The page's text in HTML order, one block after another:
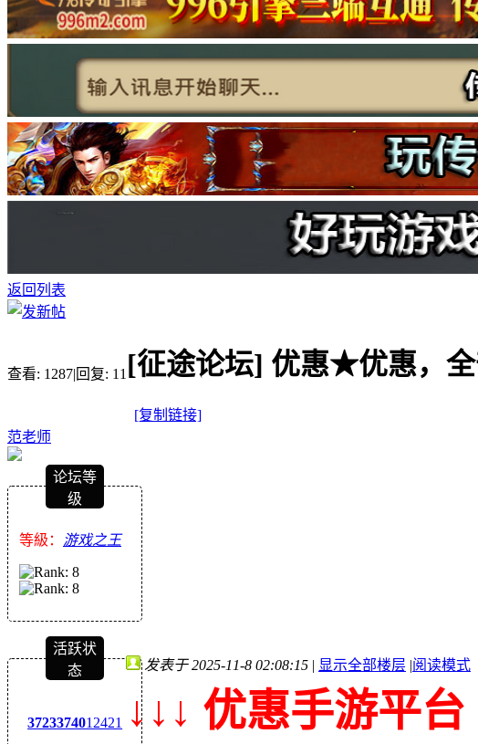
返回列表
查看: 1287|回复: 11 [征途论坛] 优惠★优惠，全
[复制链接]
范老师
论坛等
级
等級： 游戏之王
活跃状
态
3723374012421
发表于 2025-11-8 02:08:15 | 显示全部楼层 |阅读模式
↓↓↓ 优惠手游平台